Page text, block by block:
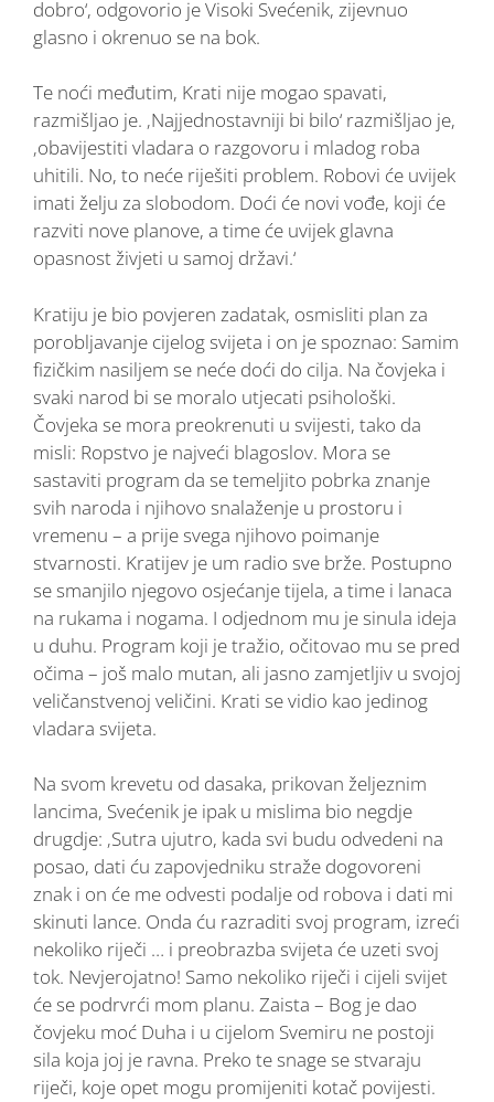
dobro‘, odgovorio je Visoki Svećenik, zijevnuo
glasno i okrenuo se na bok.
Te noći međutim, Krati nije mogao spavati,
razmišljao je. ‚Najjednostavniji bi bilo‘ razmišljao je,
‚obavijestiti vladara o razgovoru i mladog roba
uhitili. No, to neće riješiti problem. Robovi će uvijek
imati želju za slobodom. Doći će novi vođe, koji će
razviti nove planove, a time će uvijek glavna
opasnost živjeti u samoj državi.‘
Kratiju je bio povjeren zadatak, osmisliti plan za
porobljavanje cijelog svijeta i on je spoznao: Samim
fizičkim nasiljem se neće doći do cilja. Na čovjeka i
svaki narod bi se moralo utjecati psihološki.
Čovjeka se mora preokrenuti u svijesti, tako da
misli: Ropstvo je najveći blagoslov. Mora se
sastaviti program da se temeljito pobrka znanje
svih naroda i njihovo snalaženje u prostoru i
vremenu – a prije svega njihovo poimanje
stvarnosti. Kratijev je um radio sve brže. Postupno
se smanjilo njegovo osjećanje tijela, a time i lanaca
na rukama i nogama. I odjednom mu je sinula ideja
u duhu. Program koji je tražio, očitovao mu se pred
očima – još malo mutan, ali jasno zamjetljiv u svojoj
veličanstvenoj veličini. Krati se vidio kao jedinog
vladara svijeta.
Na svom krevetu od dasaka, prikovan željeznim
lancima, Svećenik je ipak u mislima bio negdje
drugdje: ‚Sutra ujutro, kada svi budu odvedeni na
posao, dati ću zapovjedniku straže dogovoreni
znak i on će me odvesti podalje od robova i dati mi
skinuti lance. Onda ću razraditi svoj program, izreći
nekoliko riječi … i preobrazba svijeta će uzeti svoj
tok. Nevjerojatno! Samo nekoliko riječi i cijeli svijet
će se podrvrći mom planu. Zaista – Bog je dao
čovjeku moć Duha i u cijelom Svemiru ne postoji
sila koja joj je ravna. Preko te snage se stvaraju
riječi, koje opet mogu promijeniti kotač povijesti.